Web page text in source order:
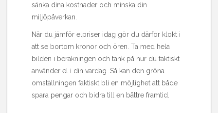
sänka dina kostnader och minska din
miljöpåverkan.
När du jämför elpriser idag gör du därför klokt i
att se bortom kronor och ören. Ta med hela
bilden i beräkningen och tänk på hur du faktiskt
använder el i din vardag. Så kan den gröna
omställningen faktiskt bli en möjlighet att både
spara pengar och bidra till en bättre framtid.